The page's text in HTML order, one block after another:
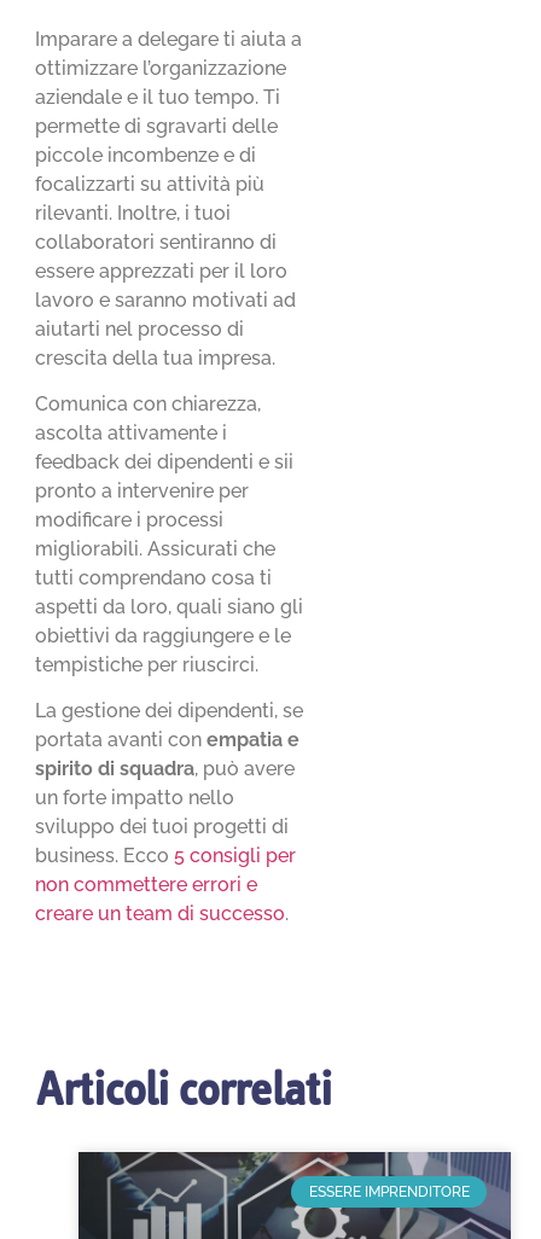
Imparare a delegare ti aiuta a
ottimizzare l’organizzazione
aziendale e il tuo tempo. Ti
permette di sgravarti delle
piccole incombenze e di
focalizzarti su attività più
rilevanti. Inoltre, i tuoi
collaboratori sentiranno di
essere apprezzati per il loro
lavoro e saranno motivati ad
aiutarti nel processo di
crescita della tua impresa.
Comunica con chiarezza,
ascolta attivamente i
feedback dei dipendenti e sii
pronto a intervenire per
modificare i processi
migliorabili. Assicurati che
tutti comprendano cosa ti
aspetti da loro, quali siano gli
obiettivi da raggiungere e le
tempistiche per riuscirci.
La gestione dei dipendenti, se
portata avanti conempatia e
spirito di squadra, può avere
un forte impatto nello
sviluppo dei tuoi progetti di
business. Ecco5 consigli per
non commettere errori e
creare un team di successo.
Articoli correlati
ESSERE IMPRENDITORE